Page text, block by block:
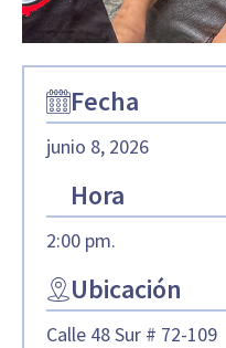
Fecha
junio 8, 2026
Hora
2:00 pm.
Ubicación
Calle 48 Sur # 72-109